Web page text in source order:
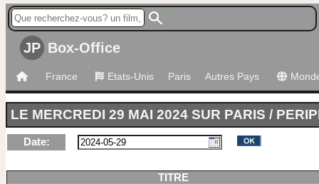
JP Box-Office
France Etats-Unis Paris Autres Pays
LE MERCREDI 29 MAI 2024 SUR PARIS /
Date:
TITRE